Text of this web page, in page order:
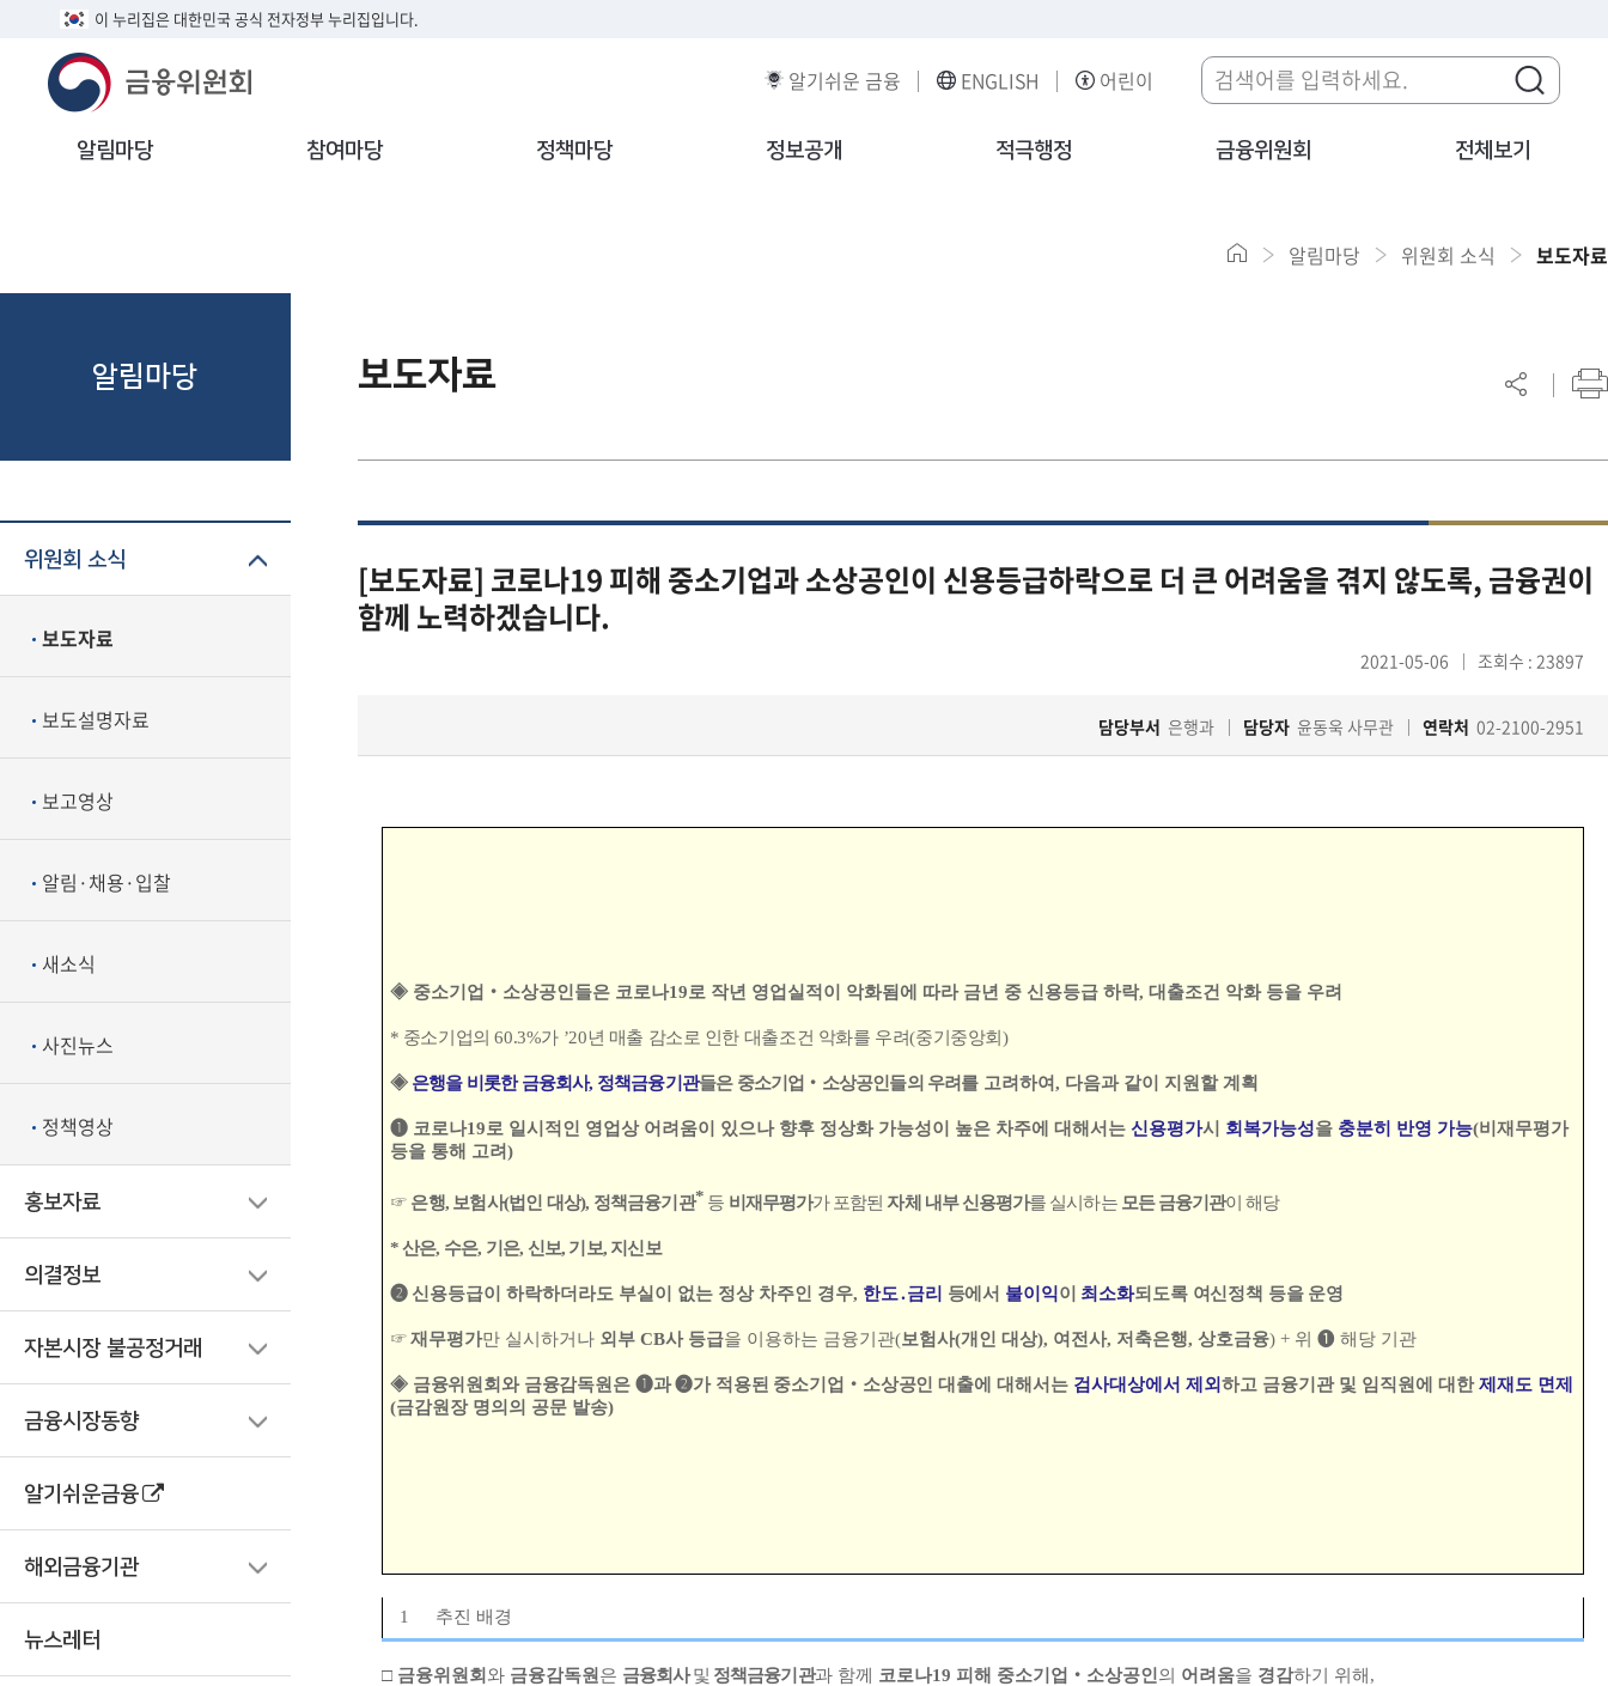
이 누리집은 대한민국 공식 전자정부 누리집입니다.
알기쉬운 금융 ENGLISH 어린이
알림마당 참여마당 정책마당 정보공개 적극행정 금융위원회 전체보기
알림마당
위원회 소식
보도자료
보도설명자료
보고영상
알림·채용·입찰
새소식
사진뉴스
정책영상
홍보자료
의결정보
자본시장 불공정거래
금융시장동향
알기쉬운금융
해외금융기관
뉴스레터
알림마당 위원회 소식 보도자료
보도자료
[보도자료] 코로나19 피해 중소기업과 소상공인이 신용등급하락으로 더 큰 어려움을 겪지 않도록, 금융권이
함께 노력하겠습니다.
2021-05-06 조회수 : 23897
담당부서 은행과 담당자 윤동욱 사무관 연락처 02-2100-2951
◈ 중소기업 ‧ 소상공인들은 코로나19로 작년 영업실적이 악화됨에 따라 금년 중 신용등급 하락, 대출조건 악화 등을 우려
* 중소기업의60.3%가 ’20년 매출 감소로 인한 대출조건 악화를 우려(중기중앙회 )
◈ 은행을 비롯한 금융회사, 정책금융기관들은 중소기업 ‧ 소상공인들의 우려를 고려하여, 다음과 같이 지원할 계획
➊ 코로나19로 일시적인 영업상 어려움이 있으나 향후 정상화 가능성이 높은 차주에 대해서는 신용평가시 회복가능성을 충분히 반영 가능(비재무평가
등을 통해 고려)
☞ 은행, 보험사(법인 대상), 정책금융기관* 등 비재무평가가 포함된자체 내부신용평가를 실시하는 모든 금융기관이 해당
*산은, 수은, 기은, 신보, 기보, 지신보
➋ 신용등급이 하락하더라도 부실이 없는 정상 차주인 경우, 한도․금리 등에서 불이익이 최소화되도록 여신정책 등을 운영
☞재무평가만 실시하거나 외부CB사 등급을 이용하는 금융기관(보험사(개인 대상), 여전사, 저축은행,상호금융) + 위➊해당 기관
◈ 금융위원회와 금융감독원은 ➊과➋가 적용된 중소기업 ‧ 소상공인 대출에 대해서는 검사대상에서 제외하고 금융기관 및 임직원에 대한제재도 면제
(금감원장 명의의 공문 발송)
1 추진 배경
□ 금융위원회 와 금융감독원 은 금융회사 및 정책금융기관과 함께 코로나19 피해 중소기업 ‧ 소상공인 의 어려움을 경감하기 위해 ,